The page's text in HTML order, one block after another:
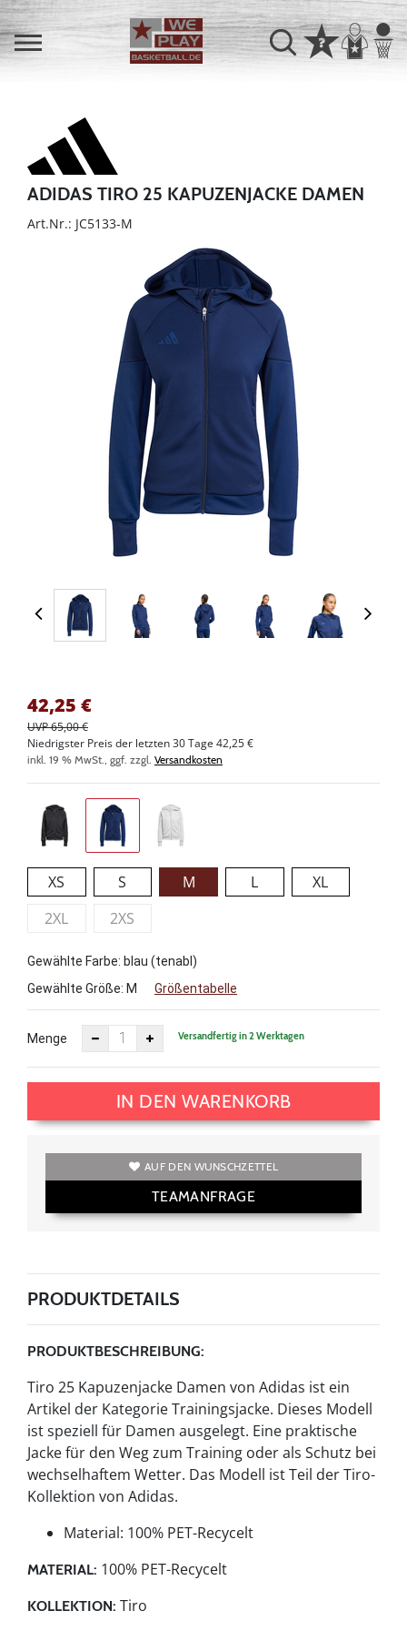
ADIDAS TIRO 25 KAPUZENJACKE DAMEN
Art.Nr.: JC5133-M
42,25 €
UVP 65,00 €
Niedrigster Preis der letzten 30 Tage 42,25 €
inkl. 19 % MwSt., ggf. zzgl. Versandkosten
XS S M L
XL
2XL
2XS
Gewählte Farbe: blau (tenabl)
Gewählte Größe: M Größentabelle
Menge Versandfertig in 2 Werktagen
IN DEN WARENKORB
AUF DEN WUNSCHZETTEL
TEAMANFRAGE
PRODUKTDETAILS
PRODUKTBESCHREIBUNG:
Tiro 25 Kapuzenjacke Damen von Adidas ist ein
Artikel der Kategorie Trainingsjacke. Dieses Modell
ist speziell für Damen ausgelegt. Eine praktische
Jacke für den Weg zum Training oder als Schutz bei
wechselhaftem Wetter. Das Modell ist Teil der Tiro-
Kollektion von Adidas.
Material: 100% PET-Recycelt
MATERIAL: 100% PET-Recycelt
KOLLEKTION: Tiro